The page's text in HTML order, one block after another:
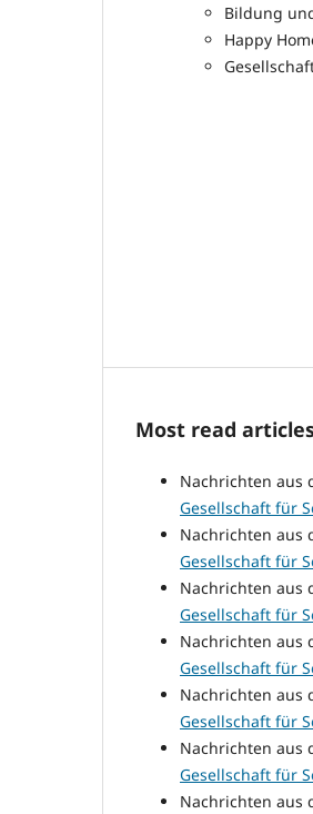
Bildung
Happy
Most read
Nachrichten aus
Gesellschaft für
Nachrichten aus
Gesellschaft für
Nachrichten aus
Gesellschaft für
Nachrichten aus
Gesellschaft für
Nachrichten aus
Gesellschaft für
Nachrichten aus
Gesellschaft für
Nachrichten aus